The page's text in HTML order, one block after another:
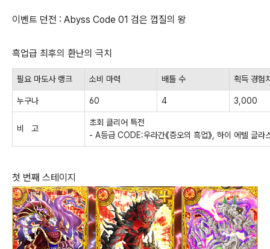
이벤트 던전 : Abyss Code 01 검은 껍질의 왕
흑업급 최후의 환난의 극치
필요 마도사 랭크 소비 마력 배틀 수 획득 경험
누구나 60 4 3,000
비 고
초회 클리어 특전
- A등급 CODE:우라간《증오의 흑업》, 하이 에텔 글라
첫 번째 스테이지